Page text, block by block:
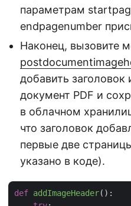
параметрам
endpagenumber
Наконец, вызовите
добавить
документ PDF и
в облачном
что заголовок
первые две
указано в коде).
def addImageHeader():